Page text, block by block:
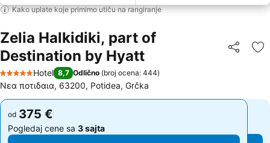
Kako uplate koje primimo utiču na rangiranje
Zelia Halkidiki, part of
Destination by Hyatt
Deli
5 Zvezdice
Hotel 8,7 Odlično (broj ocena: 444)
Νεα ποτιδαια, 63200, Potidea, Grčka
od 375 €
Pogledaj cene sa 3 sajta
od 375 €
Pogledaj cene sa 3 sajta